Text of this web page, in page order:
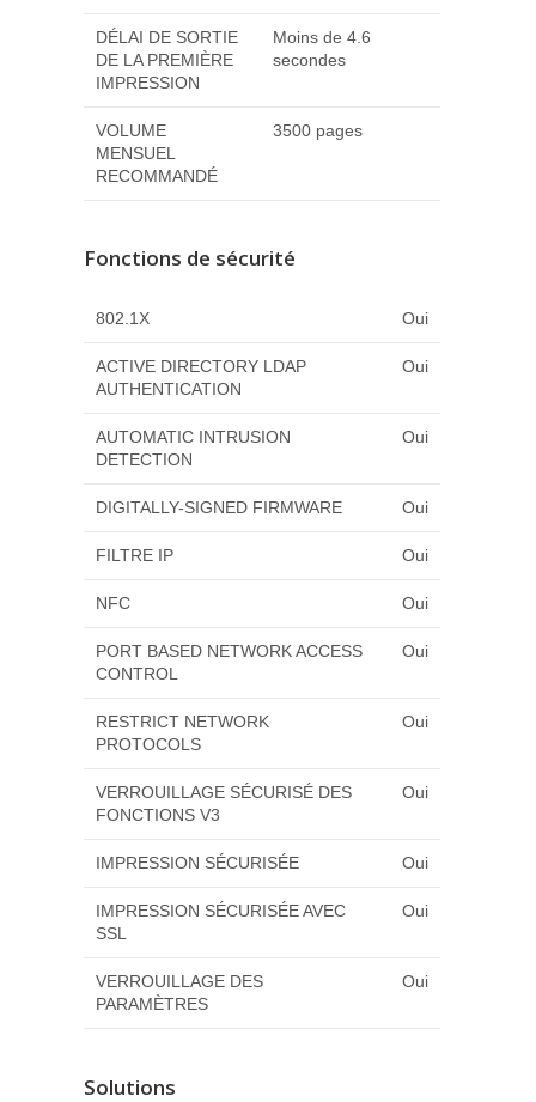
DÉLAI DE SORTIE
DE LA PREMIÈRE
IMPRESSION
Moins de 4.6
secondes
VOLUME
MENSUEL
RECOMMANDÉ
3500 pages
Fonctions de sécurité
802.1X Oui
ACTIVE DIRECTORY LDAP
AUTHENTICATION
Oui
AUTOMATIC INTRUSION
DETECTION
Oui
DIGITALLY-SIGNED FIRMWARE Oui
FILTRE IP Oui
NFC Oui
PORT BASED NETWORK ACCESS
CONTROL
Oui
RESTRICT NETWORK
PROTOCOLS
Oui
VERROUILLAGE SÉCURISÉ DES
FONCTIONS V3
Oui
IMPRESSION SÉCURISÉE Oui
IMPRESSION SÉCURISÉE AVEC
SSL
Oui
VERROUILLAGE DES
PARAMÈTRES
Oui
Solutions